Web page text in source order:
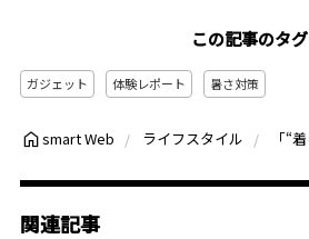
この記事のタグ
ガジェット 体験レポート 暑さ対策
smart Web ライフスタイル
関連記事